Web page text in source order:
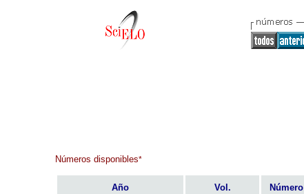
Números disponibles*
Año Vol. Número